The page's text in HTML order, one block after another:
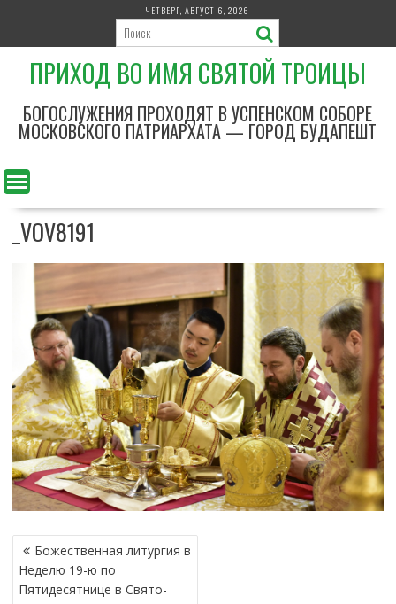
р
с
о
ЧЕТВЕРГ, АВГУСТ 6, 2026
ПРИХОД ВО ИМЯ СВЯТОЙ ТРОИЦЫ
БОГОСЛУЖЕНИЯ ПРОХОДЯТ В УСПЕНСКОМ СОБОРЕ
МОСКОВСКОГО ПАТРИАРХАТА — ГОРОД БУДАПЕШТ
_VOV8191
Н
А
В
Божественная литургия в
Неделю 19-ю по
Пятидесятнице в Свято-